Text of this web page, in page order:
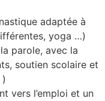
adaptée à
yoga …)
parole, avec la
soutien scolaire et
vers l’emploi et un